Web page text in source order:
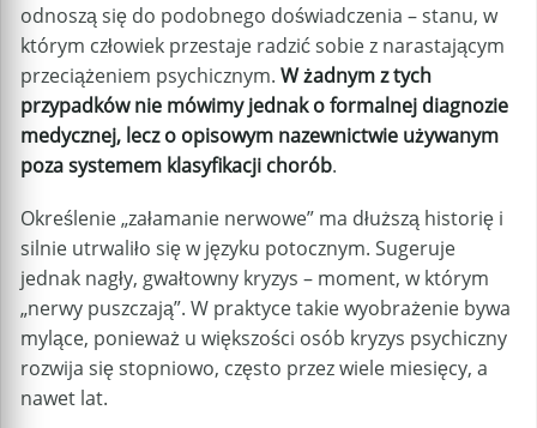
odnoszą się do podobnego doświadczenia – stanu, w
którym człowiek przestaje radzić sobie z narastającym
przeciążeniem psychicznym. W żadnym z tych
przypadków nie mówimy jednak o formalnej diagnozie
medycznej, lecz o opisowym nazewnictwie używanym
poza systemem klasyfikacji chorób.
Określenie „załamanie nerwowe” ma dłuższą historię i
silnie utrwaliło się w języku potocznym. Sugeruje
jednak nagły, gwałtowny kryzys – moment, w którym
„nerwy puszczają”. W praktyce takie wyobrażenie bywa
mylące, ponieważ u większości osób kryzys psychiczny
rozwija się stopniowo, często przez wiele miesięcy, a
nawet lat.